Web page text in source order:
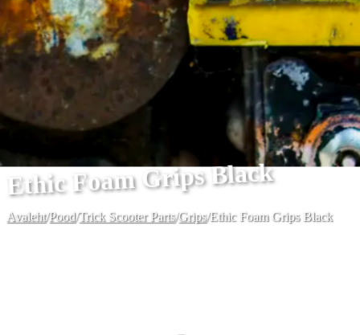
Ethic Foam Grips Black
Avaleht/Pood/Trick Scooter Parts/Grips/Ethic Foam Grips Black